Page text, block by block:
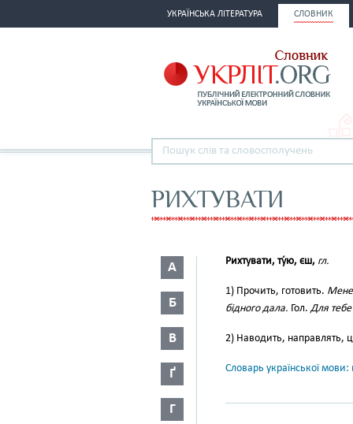
УКРАЇНСЬКА ЛІТЕРАТУРА СЛОВНИК
РИХТУВАТИ
А
Б
В
Ґ
Г
Рихтувати, ту́ю, єш, гл.
1) Прочить, готовить. Мене
бідного дала. Гол.Для тебе
2) Наводить, направлять,
Словарь української